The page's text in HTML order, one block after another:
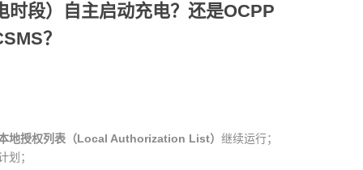
时段）自主启动充电？还是OCPP
？
地授权列表（Local Authorization List） 继续运行；
划；